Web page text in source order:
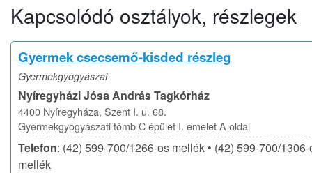
Kapcsolódó osztályok, részlegek
Gyermek csecsemő-kisded részleg
Gyermekgyógyászat
Nyíregyházi Jósa András Tagkórház
4400 Nyíregyháza, Szent I. u. 68.
Gyermekgyógyászati tömb C épület I. emelet A oldal
Telefon: (42) 599-700/1266-os mellék • (42) 599-700/
mellék